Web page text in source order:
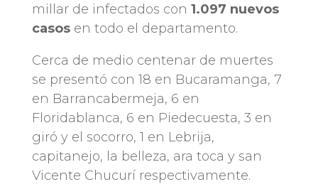
millar de infectados con 1.097 nuevos
casosen todo el departamento.
Cerca de medio centenar de muertes
se presentó con 18 en Bucaramanga, 7
en Barrancabermeja, 6 en
Floridablanca, 6 en Piedecuesta, 3 en
giró y el socorro, 1 en Lebrija,
capitanejo, la belleza, ara toca y san
Vicente Chucurí respectivamente.